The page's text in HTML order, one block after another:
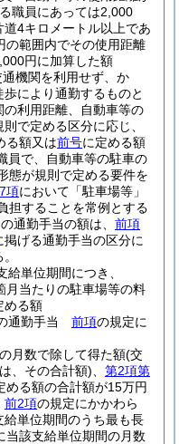
職員にあっては2,000
4キロメートル以上であ
の範囲内でその使用距離
円に加算した額
機関を利用せず、か
により通勤するものと
の利用距離、自動車等の
で定める区分に応じ、
る額又は前号に定める額
員で、自動車等の駐車の
態が規則で定める要件を
項において「駐車場等」
担することを常例とする
の通勤手当の額は、 前項
掲げる通勤手当の区分に
単位期間につき、
月当たりの駐車場等の料
める額
通勤手当 前項の規定に
月数で除して得た額(交
、その合計額)
第2項第
める額の合計額が15万円
前2項の規定にかかわら
単位期間のうち最も長
当該支給単位期間の月数